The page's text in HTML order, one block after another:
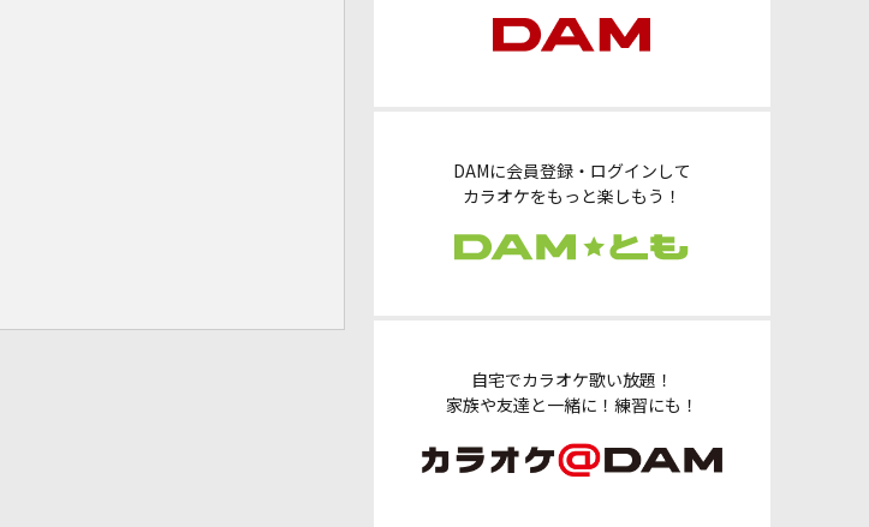
DAMに会員登録・ログインして
カラオケをもっと楽しもう！
自宅でカラオケ歌い放題！
家族や友達と一緒に！練習にも！